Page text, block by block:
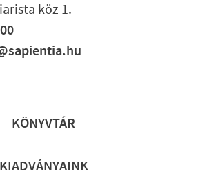
köz 1.
KÖNYVTÁR
KIADVÁNYAINK